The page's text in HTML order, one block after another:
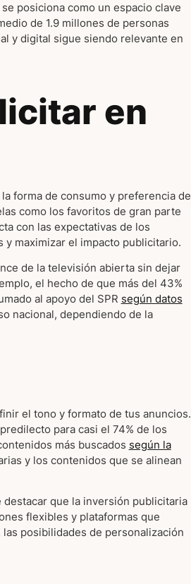
posiciona como un espacio clave
de 1.9 millones de personas
y digital sigue siendo relevante en
en
forma de consumo y preferencia de
como los favoritos de gran parte
con las expectativas de los
y maximizar el impacto publicitario.
de la televisión abierta sin dejar
el hecho de que más del 43%
al apoyo del SPR según datos
nacional, dependiendo de la
el tono y formato de tus anuncios.
para casi el 74% de los
más buscados según la
y los contenidos que se alinean
que la inversión publicitaria
flexibles y plataformas que
posibilidades de personalización